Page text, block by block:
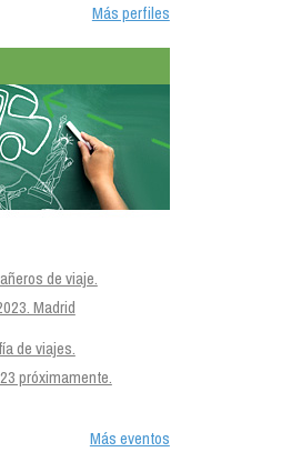
Más perfiles
de viaje.
Madrid
de viajes.
próximamente.
Más eventos